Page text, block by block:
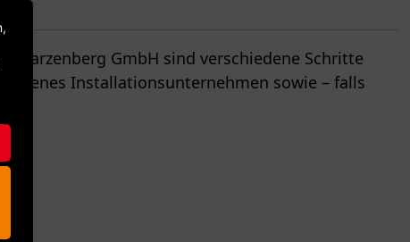
GmbH sind verschiedene Schritte
Installationsunternehmen sowie – falls